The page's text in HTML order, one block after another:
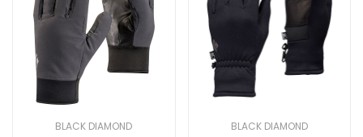
BLACK DIAMOND BLACK DIAMOND